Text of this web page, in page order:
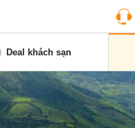
Deal khách sạn